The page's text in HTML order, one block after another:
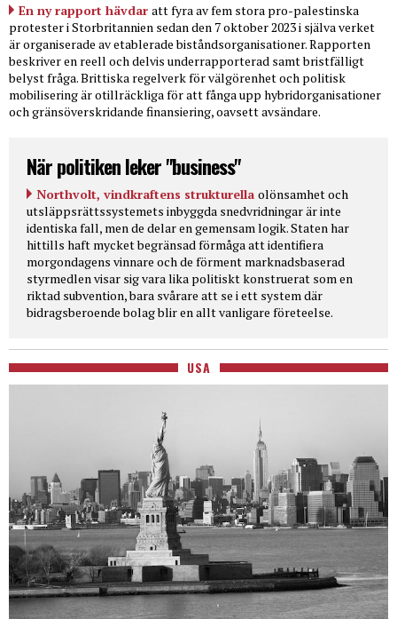
En ny rapport hävdar att fyra av fem stora pro-palestinska
protester i Storbritannien sedan den 7 oktober 2023 i själva verket
är organiserade av etablerade biståndsorganisationer. Rapporten
beskriver en reell och delvis underrapporterad samt bristfälligt
belyst fråga. Brittiska regelverk för välgörenhet och politisk
mobilisering är otillräckliga för att fånga upp hybridorganisationer
och gränsöverskridande finansiering, oavsett avsändare.
När politiken leker "business"
Northvolt, vindkraftens strukturella olönsamhet och
utsläppsrättssystemets inbyggda snedvridningar är inte
identiska fall, men de delar en gemensam logik. Staten har
hittills haft mycket begränsad förmåga att identifiera
morgondagens vinnare och de förment marknadsbaserad
styrmedlen visar sig vara lika politiskt konstruerat som en
riktad subvention, bara svårare att se i ett system där
bidragsberoende bolag blir en allt vanligare företeelse.
USA